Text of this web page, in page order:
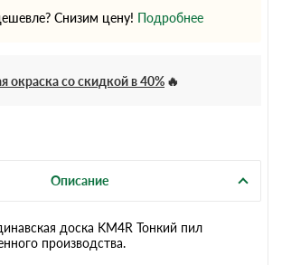
Снизим цену! Подробнее
окраска со скидкой в 40%
Описание
доска KM4R Тонкий пил
производства.